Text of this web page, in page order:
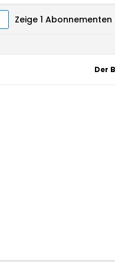
Zeige 1 Abonnementen
Der